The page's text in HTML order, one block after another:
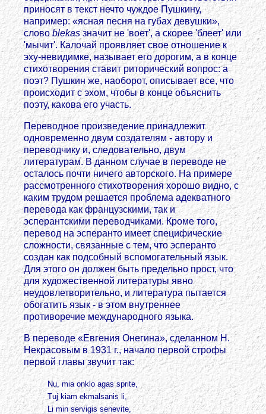
приносят в текст нечто чуждое Пушкину,
например: «ясная песня на губах девушки»,
словоblekasзначит не 'воет', а скорее 'блеет' или
'мычит'. Калочай проявляет свое отношение к
эху-невидимке, называет его дорогим, а в конце
стихотворения ставит риторический вопрос: а
поэт? Пушкин же, наоборот, описывает все, что
происходит с эхом, чтобы в конце объяснить
поэту, какова его участь.
Переводное произведение принадлежит
одновременно двум создателям - автору и
переводчику и, следовательно, двум
литературам. В данном случае в переводе не
осталось почти ничего авторского. На примере
рассмотренного стихотворения хорошо видно, с
каким трудом решается проблема адекватного
перевода как французскими, так и
эсперантскими переводчиками. Кроме того,
перевод на эсперанто имеет специфические
сложности, связанные с тем, что эсперанто
создан как подсобный вспомогательный язык.
Для этого он должен быть предельно прост, что
для художественной литературы явно
неудовлетворительно, и литература пытается
обогатить язык - в этом внутреннее
противоречие международного языка.
В переводе «Евгения Онегина», сделанном Н.
Некрасовым в 1931 г., начало первой строфы
первой главы звучит так:
Nu, mia onklo agas sprite,
Tuj kiam ekmalsanis li,
Li min servigis senevite,